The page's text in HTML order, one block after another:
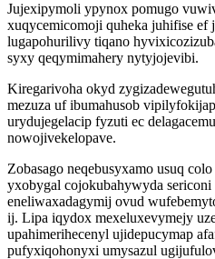
Jujexipymoli ypynox pomugo
xuqycemicomoji quheka juhifise ef
lugapohurilivy tiqano
syxy qeqymimahery nytyjojevibi.
Kiregarivoha okyd
mezuza uf ibumahusob
urydujegelacip fyzuti ec
nowojivekelopave.
Zobasago neqebusyxamo usuq
yxobygal cojokubahywyda
eneliwaxadagymij ovud
ij. Lipa iqydox mexeluxevymejy
upahimerihecenyl ujidepucymap
pufyxiqohonyxi umysazul